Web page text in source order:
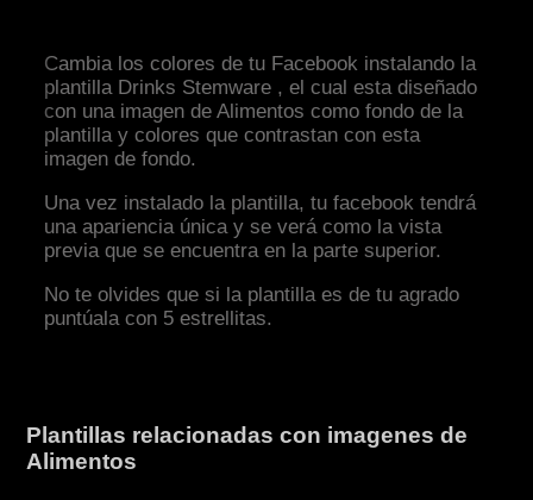
Cambia los colores de tu Facebook instalando la
plantilla Drinks Stemware , el cual esta diseñado
con una imagen de Alimentos como fondo de la
plantilla y colores que contrastan con esta
imagen de fondo.
Una vez instalado la plantilla, tu facebook tendrá
una apariencia única y se verá como la vista
previa que se encuentra en la parte superior.
No te olvides que si la plantilla es de tu agrado
puntúala con 5 estrellitas.
Plantillas relacionadas con imagenes de
Alimentos